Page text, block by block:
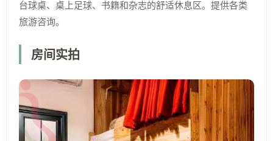
台球桌、桌上足球、书籍和杂志的舒适休息区。提供各类
旅游咨询。
房间实拍